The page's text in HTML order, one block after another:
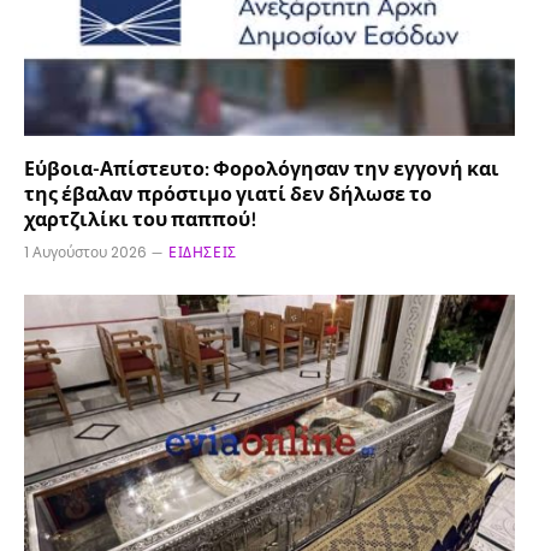
Εύβοια-Απίστευτο: Φορολόγησαν την εγγονή και
της έβαλαν πρόστιμο γιατί δεν δήλωσε το
χαρτζιλίκι του παππού!
1 Αυγούστου 2026 ΕΙΔΉΣΕΙΣ